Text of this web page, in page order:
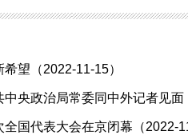
望（2022-11-15）
央政治局常委同中外记者见面
国代表大会在京闭幕（2022-